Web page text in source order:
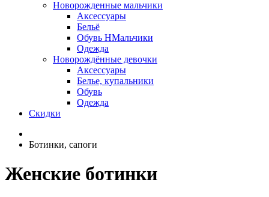
Новорожденные мальчики
Аксессуары
Бельё
Обувь НМальчики
Одежда
Новорождённые девочки
Аксессуары
Белье, купальники
Обувь
Одежда
Скидки
Ботинки, сапоги
Женские ботинки